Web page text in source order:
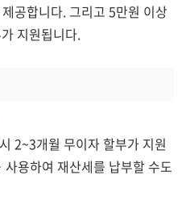
공합니다. 그리고 5만원 이상
지원됩니다.
2~3개월 무이자 할부가 지원
용하여 재산세를 납부할 수도